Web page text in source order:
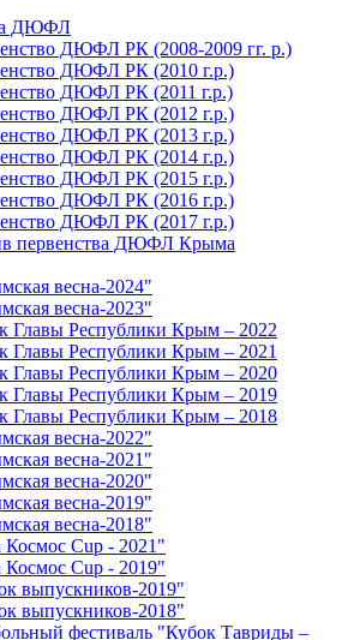
ДЮФЛ
ДЮФЛ РК (2008-2009 гг. р.)
ДЮФЛ РК (2010 г.р.)
ДЮФЛ РК (2011 г.р.)
ДЮФЛ РК (2012 г.р.)
ДЮФЛ РК (2013 г.р.)
ДЮФЛ РК (2014 г.р.)
ДЮФЛ РК (2015 г.р.)
ДЮФЛ РК (2016 г.р.)
ДЮФЛ РК (2017 г.р.)
первенства ДЮФЛ Крыма
весна-2024"
весна-2023"
Главы Республики Крым – 2022
Главы Республики Крым – 2021
Главы Республики Крым – 2020
Главы Республики Крым – 2019
Главы Республики Крым – 2018
весна-2022"
весна-2021"
весна-2020"
весна-2019"
весна-2018"
Космос Cup - 2021"
Космос Cup - 2019"
выпускников-2019"
выпускников-2018"
фестиваль "Кубок Тавриды –